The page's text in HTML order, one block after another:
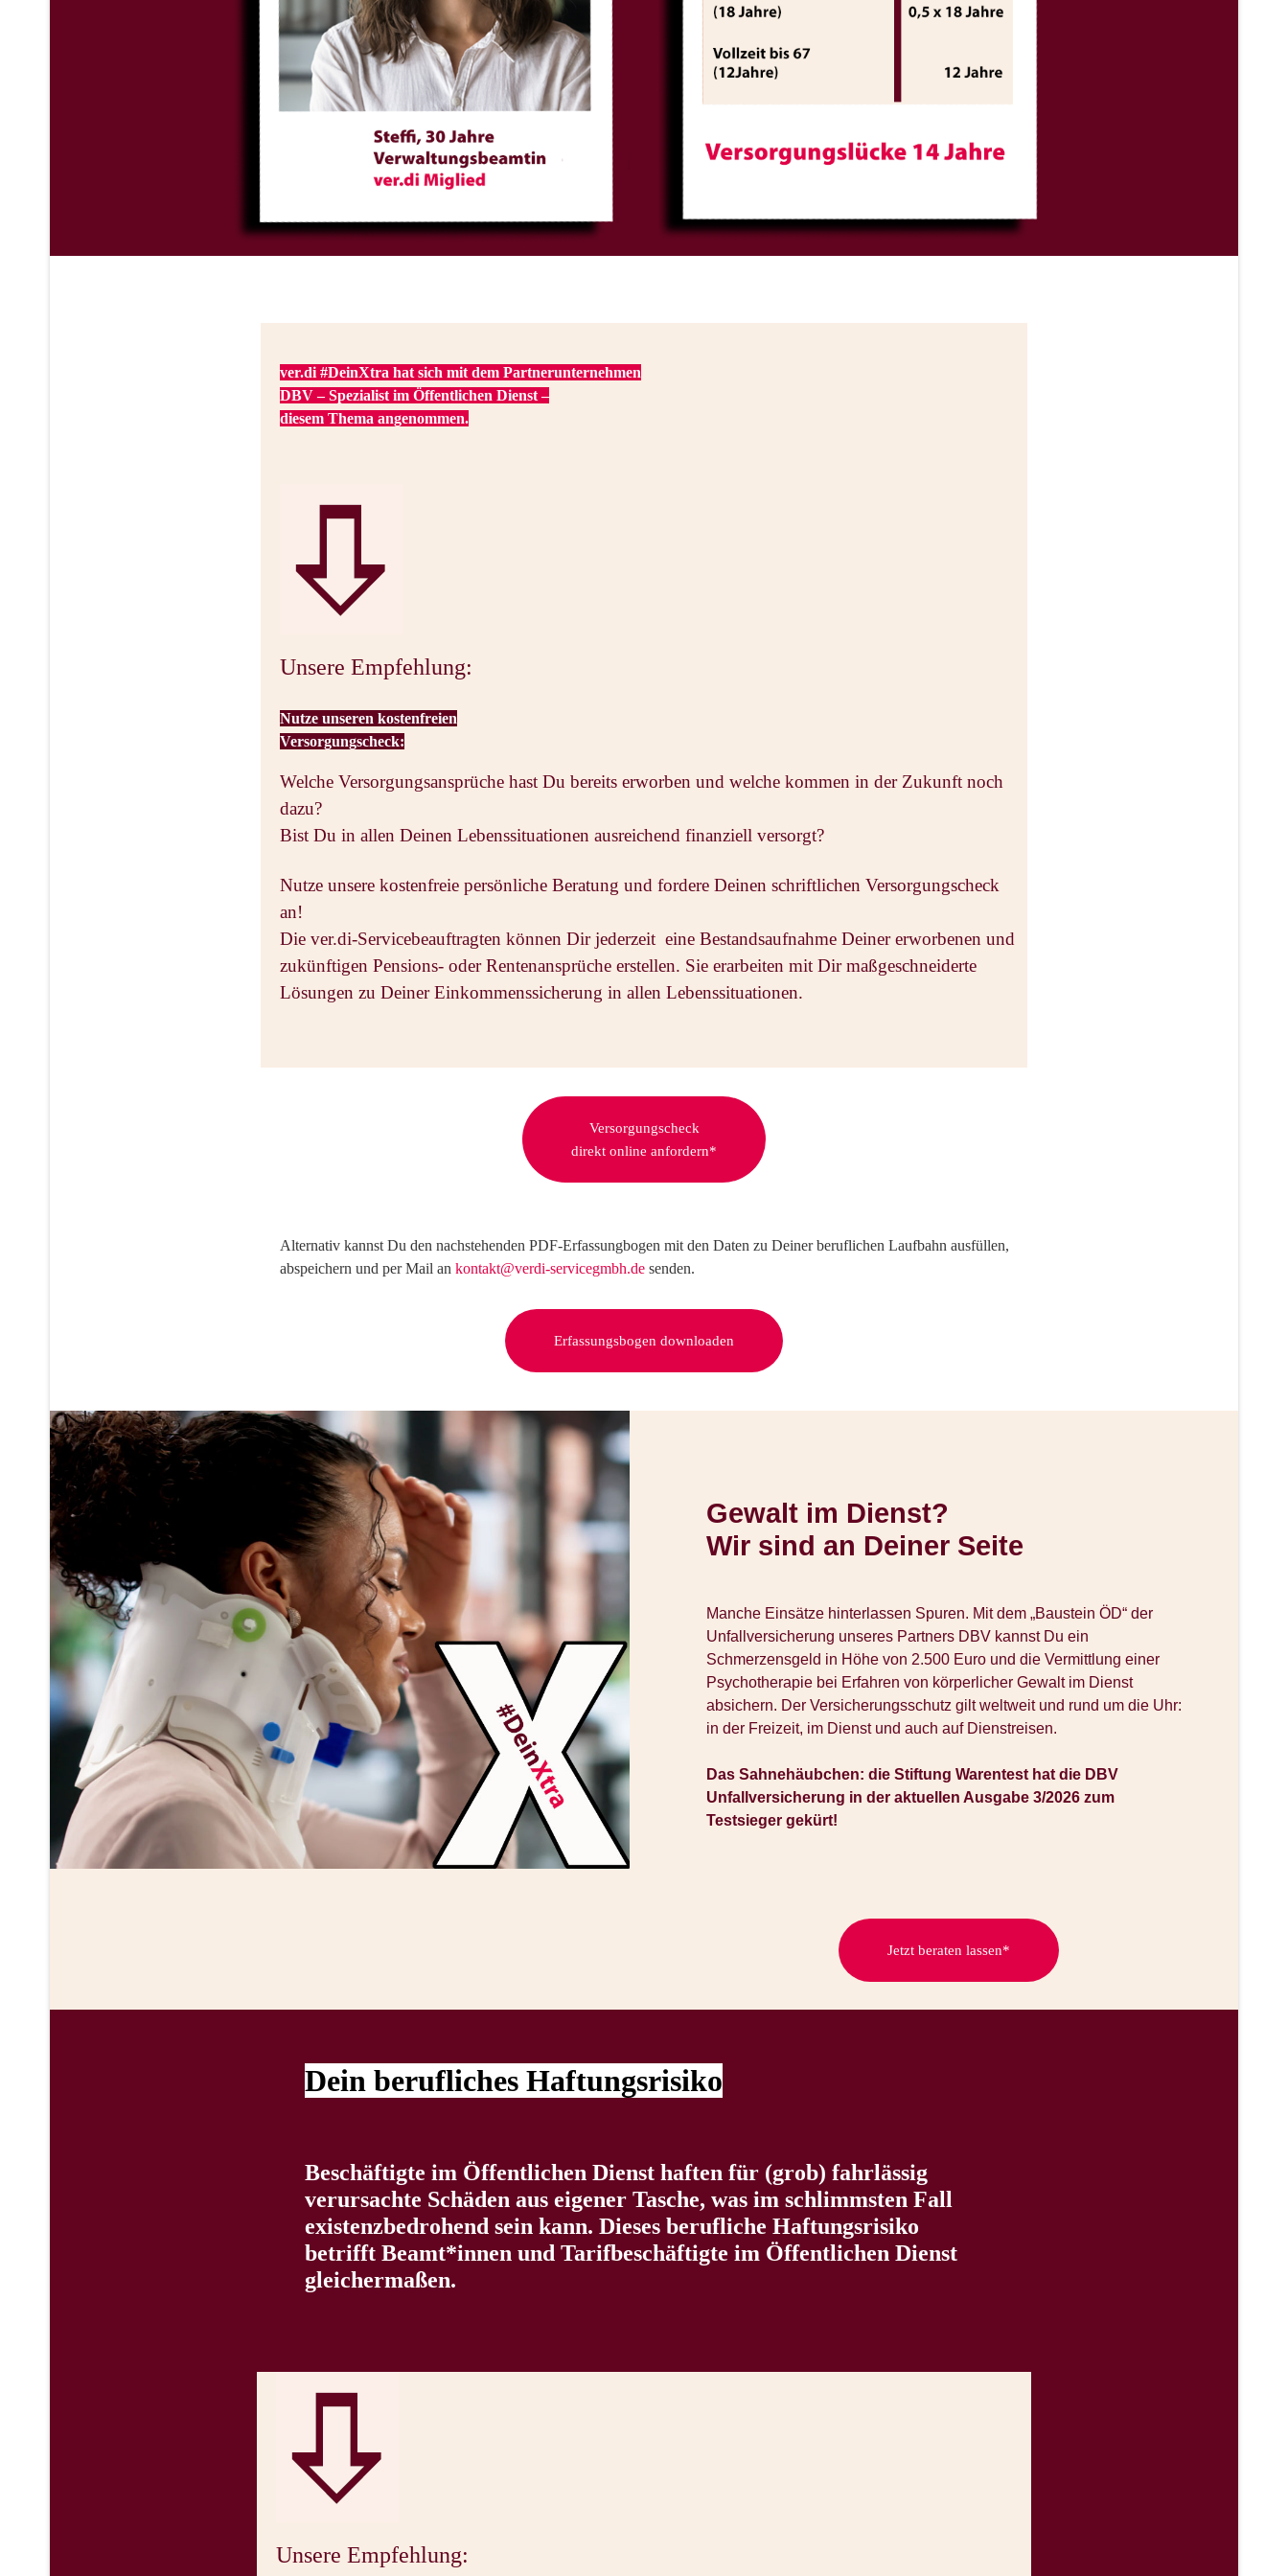
ver.di #DeinXtra hat sich mit dem Partnerunternehmen
DBV – Spezialist im Öffentlichen Dienst –
diesem Thema angenommen.
Unsere Empfehlung:
Nutze unseren kostenfreien
Versorgungscheck:
Welche Versorgungsansprüche hast Du bereits erworben und welche kommen in der Zukunft noch
dazu?
Bist Du in allen Deinen Lebenssituationen ausreichend finanziell versorgt?
Nutze unsere kostenfreie persönliche Beratung und fordere Deinen schriftlichen Versorgungscheck
an!
Die ver.di-Servicebeauftragten können Dir jederzeit eine Bestandsaufnahme Deiner erworbenen und
zukünftigen Pensions- oder Rentenansprüche erstellen. Sie erarbeiten mit Dir maßgeschneiderte
Lösungen zu Deiner Einkommenssicherung in allen Lebenssituationen.
Versorgungscheck
direkt online anfordern*
Alternativ kannst Du den nachstehenden PDF-Erfassungbogen mit den Daten zu Deiner beruflichen Laufbahn ausfüllen,
abspeichern und per Mail an kontakt@verdi-servicegmbh.de senden.
Erfassungsbogen downloaden
Gewalt im Dienst?
Wir sind an Deiner Seite
Manche Einsätze hinterlassen Spuren. Mit dem „Baustein ÖD“ der
Unfallversicherung unseres Partners DBV kannst Du ein
Schmerzensgeld in Höhe von 2.500 Euro und die Vermittlung einer
Psychotherapie bei Erfahren von körperlicher Gewalt im Dienst
absichern. Der Versicherungsschutz gilt weltweit und rund um die Uhr:
in der Freizeit, im Dienst und auch auf Dienstreisen.
Das Sahnehäubchen: die Stiftung Warentest hat die DBV
Unfallversicherung in der aktuellen Ausgabe 3/2026 zum
Testsieger gekürt!
Jetzt beraten lassen*
Dein berufliches Haftungsrisiko
Beschäftigte im Öffentlichen Dienst haften für (grob) fahrlässig
verursachte Schäden aus eigener Tasche, was im schlimmsten Fall
existenzbedrohend sein kann. Dieses berufliche Haftungsrisiko
betrifft Beamt*innen und Tarifbeschäftigte im Öffentlichen Dienst
gleichermaßen.
Unsere Empfehlung: